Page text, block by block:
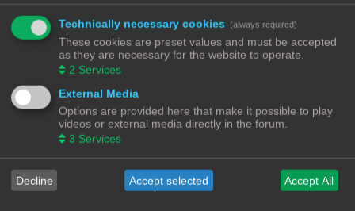
Voordat je een vraag stelt: Het wordt aangeraden om het forum
te raadplegen via de zoekfunctie. Veel vragen zijn al vaker
gesteld op dit forum. De kans is groot dat je via de zoekfunctie
een antwoord vindt. Het laat ook zien dat je zelf ook actie
onderneemt en niet alleen maar een vraag stelt en gaat zitten
afwachten wie je het correcte antwoord geeft.
Een vraag stellen
Vragen stellen is 1 van de meeste gebruikte acties op een
forum. Echter is het bij een hobby als 3Dprinten ook van
belang dat de vragensteller naast het duidelijk formuleren van
zijn/haar vraag, ook aangeeft wat hij/zij zelf al heeft gedaan,
heeft opgezocht of heeft geconstateerd. Het wordt erg
gewaardeerd als je zelf meedenkt.#
Foto's en plaatjes
Technically necessary cookies (always required)
These cookies are preset values and must be accepted
as they are necessary for the website to operate.
2 Services
External Media
Options are provided here that make it possible to play
videos or external media directly in the forum.
3 Services
Decline Accept selected Accept All